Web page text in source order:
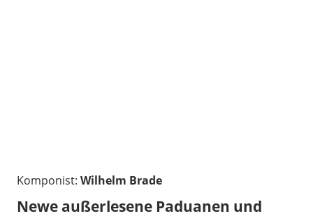
Komponist: Wilhelm Brade
Newe außerlesene Paduanen und